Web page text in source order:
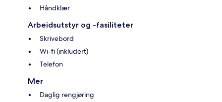
Håndklær
Arbeidsutstyr og -fasiliteter
Skrivebord
Wi-fi (inkludert)
Telefon
Mer
Daglig rengjøring